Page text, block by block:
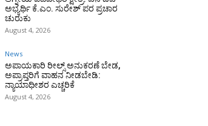
ಅಭ್ಯರ್ಥಿ ಕೆ.ಎಂ. ಸುರೇಶ್ ಪರ ಪ್ರಚಾರ
ಚುರುಕು
August 4, 2026
News
ಅಪಾಯಕಾರಿ ರೀಲ್ಸ್ ಅನುಕರಣೆ ಬೇಡ,
ಅಪ್ರಾಪ್ತರಿಗೆ ವಾಹನ ನೀಡಬೇಡಿ:
ನ್ಯಾಯಾಧೀಶರ ಎಚ್ಚರಿಕೆ
August 4, 2026